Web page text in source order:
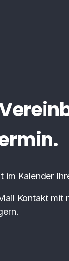
im Kalender
Kontakt mit